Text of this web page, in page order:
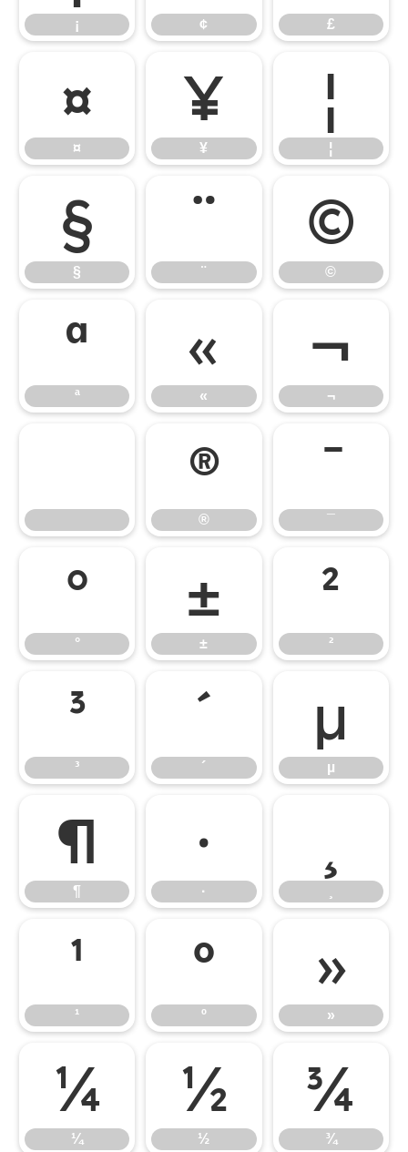
¡ ¢ £
¤
¤
¥
¥
¦
¦
§
§
¨
¨
©
©
ª
ª
«
«
¬
¬
®
®
¯
¯
°
°
±
±
²
²
³
³
´
´
µ
µ
¶
¶
·
·
¸
¹
¹
º
º
»
»
¼
¼
½
½
¾
¾